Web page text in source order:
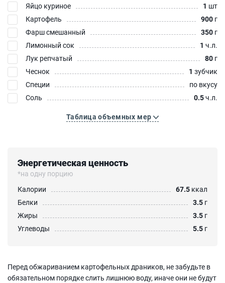
Яйцо куриное 1 шт
Картофель
900 г
Фарш смешанный
350 г
Лимонный сок
1 ч.л.
Лук репчатый
80 г
Чеснок
1 зубчик
Специи
по вкусу
Соль
0.5ч.л.
Таблица объемных мер
Энергетическая ценность
*на одну порцию
Калории
67.5 ккал
Белки
3.5 г
Жиры
3.5 г
Углеводы
5.5 г
Перед обжариванием картофельных драников, не забудьте в
обязательном порядке слить лишнюю воду, иначе они не будут